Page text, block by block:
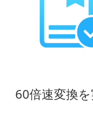
60倍速変換